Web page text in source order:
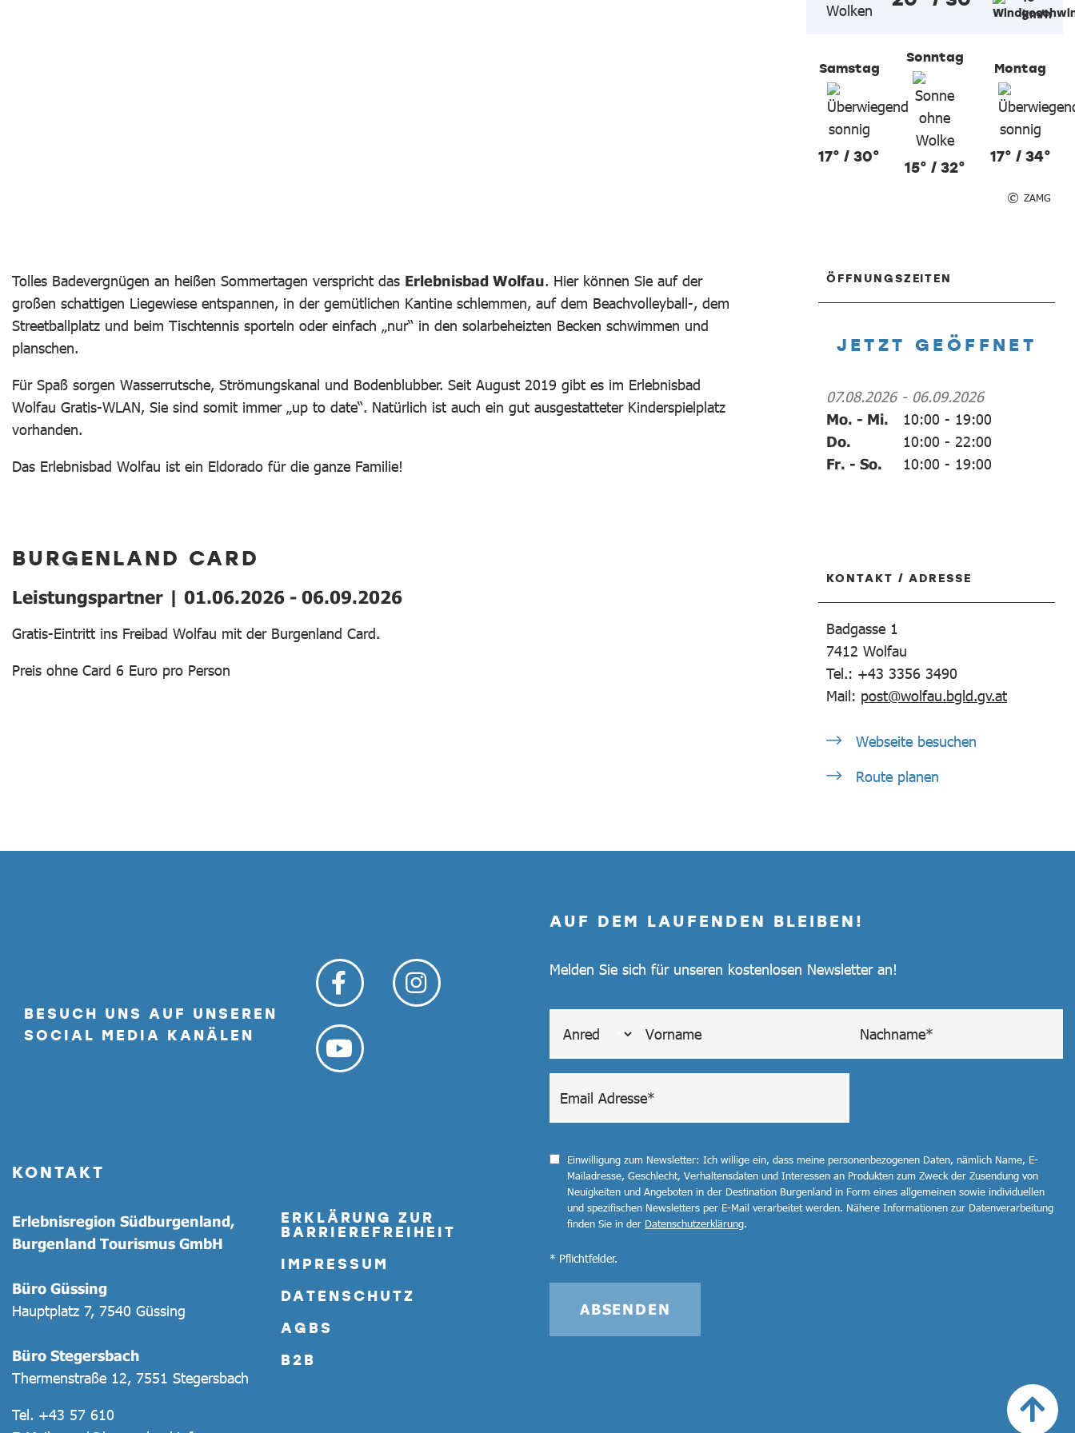
km/h
Samstag
17° / 30°
Sonntag
15° / 32°
Montag
17° / 34°
ZAMG
Tolles Badevergnügen an heißen Sommertagen verspricht das Erlebnisbad Wolfau. Hier können Sie auf der
großen schattigen Liegewiese entspannen, in der gemütlichen Kantine schlemmen, auf dem Beachvolleyball-, dem
Streetballplatz und beim Tischtennis sporteln oder einfach „nur“ in den solarbeheizten Becken schwimmen und
planschen.
Für Spaß sorgen Wasserrutsche, Strömungskanal und Bodenblubber. Seit August 2019 gibt es im Erlebnisbad
Wolfau Gratis-WLAN, Sie sind somit immer „up to date“. Natürlich ist auch ein gut ausgestatteter Kinderspielplatz
vorhanden.
Das Erlebnisbad Wolfau ist ein Eldorado für die ganze Familie!
BURGENLAND CARD
Leistungspartner | 01.06.2026 - 06.09.2026
Gratis-Eintritt ins Freibad Wolfau mit der Burgenland Card.
Preis ohne Card 6 Euro pro Person
ÖFFNUNGSZEITEN
JETZT GEÖFFNET
07.08.2026- 06.09.2026
Mo. - Mi.
10:00 - 19:00
Do.
10:00 - 22:00
Fr. - So.
10:00 - 19:00
KONTAKT / ADRESSE
Badgasse 1
7412 Wolfau
Tel.: +43 3356 3490
Mail: post@wolfau.bgld.gv.at
Webseite besuchen
Route planen
BESUCH UNS AUF UNSEREN
SOCIAL MEDIA KANÄLEN
KONTAKT
Erlebnisregion Südburgenland,
Burgenland Tourismus GmbH
Büro Güssing
Hauptplatz 7, 7540 Güssing
Büro Stegersbach
Thermenstraße 12, 7551 Stegersbach
Tel. +43 57 610
ERKLÄRUNG ZUR
BARRIEREFREIHEIT
IMPRESSUM
DATENSCHUTZ
AGBS
B2B
AUF DEM LAUFENDEN BLEIBEN!
Melden Sie sich für unseren kostenlosen Newsletter an!
Einwilligung zum Newsletter: Ich willige ein, dass meine personenbezogenen Daten, nämlich Name, E-
Mailadresse, Geschlecht, Verhaltensdaten und Interessen an Produkten zum Zweck der Zusendung von
Neuigkeiten und Angeboten in der Destination Burgenland in Form eines allgemeinen sowie individuellen
und spezifischen Newsletters per E-Mail verarbeitet werden. Nähere Informationen zur Datenverarbeitung
finden Sie in der Datenschutzerklärung.
* Pflichtfelder.
ABSENDEN